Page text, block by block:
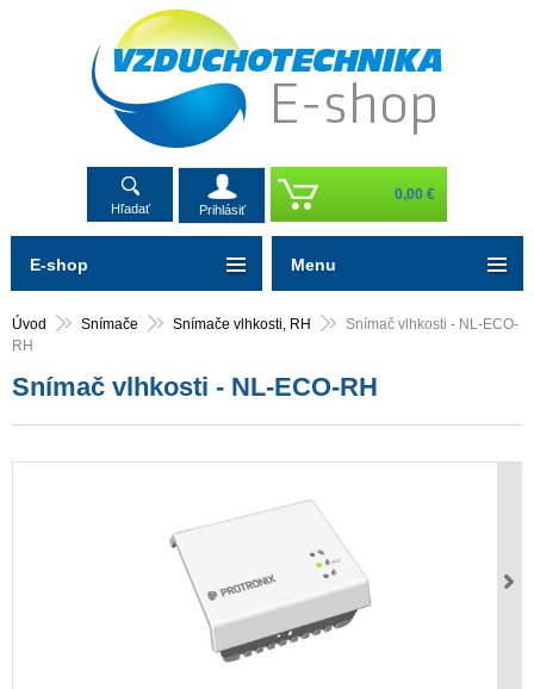
Hľadať Prihlásiť
0,00 €
Úvod Snímače Snímače vlhkosti, RH
Snímač vlhkosti - NL-ECO-
RH
Snímač vlhkosti - NL-ECO-RH
E-shop Menu